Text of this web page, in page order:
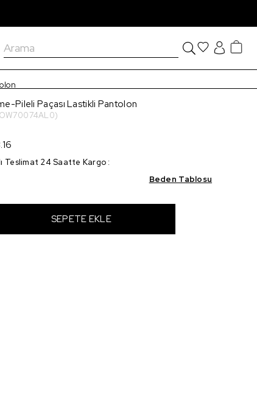
Pileli Paçası Lastikli Pantolon
Teslimat 24 Saatte Kargo :
Beden Tablosu